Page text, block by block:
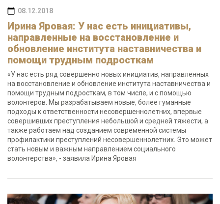
08.12.2018
Ирина Яровая: У нас есть инициативы,
направленные на восстановление и
обновление института наставничества и
помощи трудным подросткам
«У нас есть ряд совершенно новых инициатив, направленных
на восстановление и обновление института наставничества и
помощи трудным подросткам, в том числе, и с помощью
волонтеров. Мы разрабатываем новые, более гуманные
подходы к ответственности несовершеннолетних, впервые
совершивших преступления небольшой и средней тяжести, а
также работаем над созданием современной системы
профилактики преступлений несовершеннолетних. Это может
стать новым и важным направлением социального
волонтерства», - заявила Ирина Яровая